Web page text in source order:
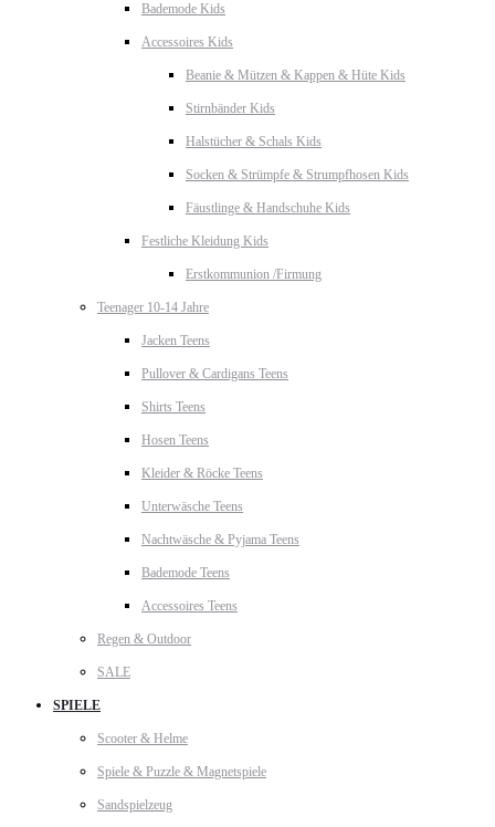
Bademode Kids
Accessoires Kids
Beanie & Mützen & Kappen & Hüte Kids
Stirnbänder Kids
Halstücher & Schals Kids
Socken & Strümpfe & Strumpfhosen Kids
Fäustlinge & Handschuhe Kids
Festliche Kleidung Kids
Erstkommunion /Firmung
Teenager 10-14 Jahre
Jacken Teens
Pullover & Cardigans Teens
Shirts Teens
Hosen Teens
Kleider & Röcke Teens
Unterwäsche Teens
Nachtwäsche & Pyjama Teens
Bademode Teens
Accessoires Teens
Regen & Outdoor
SALE
SPIELE
Scooter & Helme
Spiele & Puzzle & Magnetspiele
Sandspielzeug